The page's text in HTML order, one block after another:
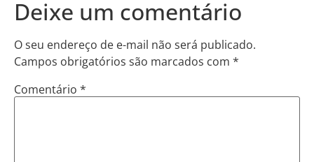
Deixe um comentário
O seu endereço de e-mail não será publicado.
Campos obrigatórios são marcados com *
Comentário *